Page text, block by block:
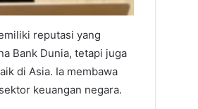
reputasi yang
Bank Dunia, tetapi juga
di Asia. Ia membawa
keuangan negara.